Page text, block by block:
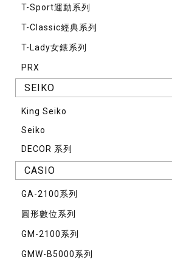
T-Sport運動系列
T-Classic經典系列
T-Lady女錶系列
PRX
SEIKO
King Seiko
Seiko
DECOR 系列
CASIO
GA-2100系列
圓形數位系列
GM-2100系列
GMW-B5000系列